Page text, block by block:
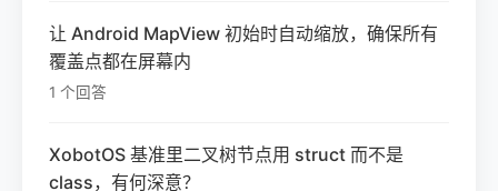
让 Android MapView 初始时自动缩放，确保所有
覆盖点都在屏幕内
1 个回答
XobotOS 基准里二叉树节点用 struct 而不是
class，有何深意？